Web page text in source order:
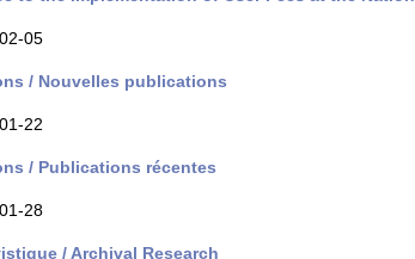
05
/ Nouvelles publications
22
/ Publications récentes
28
/ Archival Research